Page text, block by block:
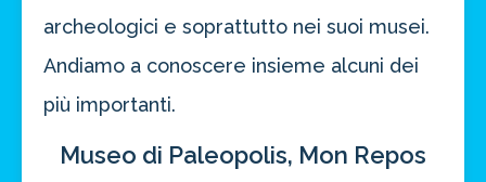
archeologici e soprattutto nei suoi musei.
Andiamo a conoscere insieme alcuni dei
più importanti.
Museo di Paleopolis, Mon Repos